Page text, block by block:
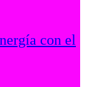
con el